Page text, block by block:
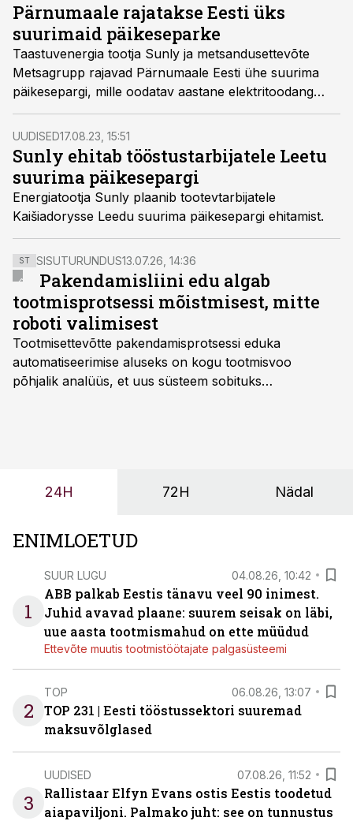
Pärnumaale rajatakse Eesti üks
suurimaid päikeseparke
Taastuvenergia tootja Sunly ja metsandusettevõte
Metsagrupp rajavad Pärnumaale Eesti ühe suurima
päikesepargi, mille oodatav aastane elektritoodang
katab ligi 14 000 Eesti keskmise majapidamise aasta
tarbimise.
UUDISED17.08.23, 15:51
Sunly ehitab tööstustarbijatele Leetu
suurima päikesepargi
Energiatootja Sunly plaanib tootevtarbijatele
Kaišiadorysse Leedu suurima päikesepargi ehitamist.
ST SISUTURUNDUS13.07.26, 14:36
Pakendamisliini edu algab
tootmisprotsessi mõistmisest, mitte
roboti valimisest
Tootmisettevõtte pakendamisprotsessi eduka
automatiseerimise aluseks on kogu tootmisvoo
põhjalik analüüs, et uus süsteem sobituks
OÜ tegevjuht Sander Mitendorf.
24H 72H Nädal
ENIMLOETUD
1
SUUR LUGU 04.08.26, 10:42
ABB palkab Eestis tänavu veel 90 inimest.
Juhid avavad plaane: suurem seisak on läbi,
uue aasta tootmismahud on ette müüdud
Ettevõte muutis tootmistöötajate palgasüsteemi
2
TOP 06.08.26, 13:07
TOP 231 | Eesti tööstussektori suuremad
maksuvõlglased
3
UUDISED 07.08.26, 11:52
Rallistaar Elfyn Evans ostis Eestis toodetud
aiapaviljoni. Palmako juht: see on tunnustus